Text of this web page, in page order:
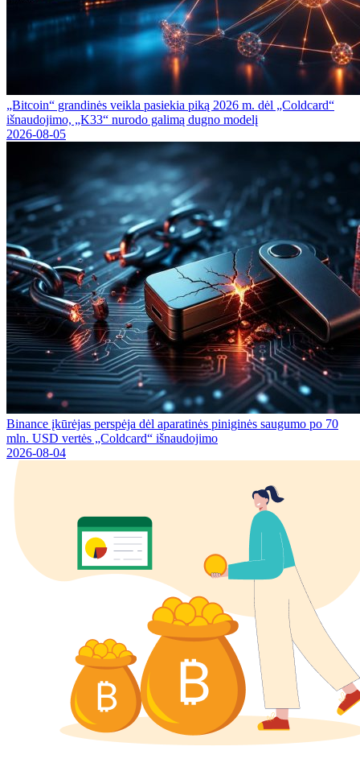
„Bitcoin“ grandinės veikla pasiekia piką 2026 m. dėl „Coldcard“
išnaudojimo, „K33“ nurodo galimą dugno modelį
2026-08-05
Binance įkūrėjas perspėja dėl aparatinės piniginės saugumo po 70
mln. USD vertės „Coldcard“ išnaudojimo
2026-08-04